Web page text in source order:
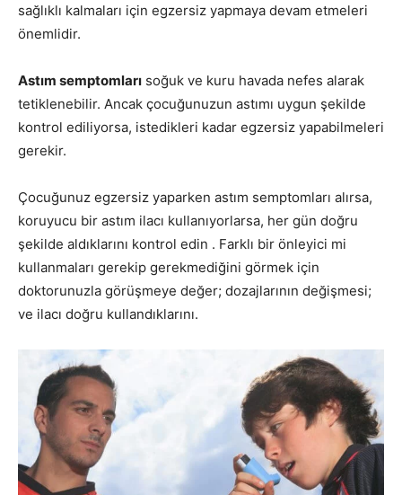
sağlıklı kalmaları için egzersiz yapmaya devam etmeleri
önemlidir.
Astım semptomları soğuk ve kuru havada nefes alarak
tetiklenebilir. Ancak çocuğunuzun astımı uygun şekilde
kontrol ediliyorsa, istedikleri kadar egzersiz yapabilmeleri
gerekir.
Çocuğunuz egzersiz yaparken astım semptomları alırsa,
koruyucu bir astım ilacı kullanıyorlarsa, her gün doğru
şekilde aldıklarını kontrol edin . Farklı bir önleyici mi
kullanmaları gerekip gerekmediğini görmek için
doktorunuzla görüşmeye değer; dozajlarının değişmesi;
ve ilacı doğru kullandıklarını.